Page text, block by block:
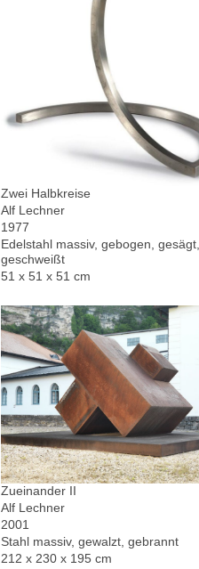
Zwei Halbkreise
Alf Lechner
1977
Edelstahl massiv, gebogen, gesägt,
geschweißt
51 x 51 x 51 cm
Zueinander II
Alf Lechner
2001
Stahl massiv, gewalzt, gebrannt
212 x 230 x 195 cm